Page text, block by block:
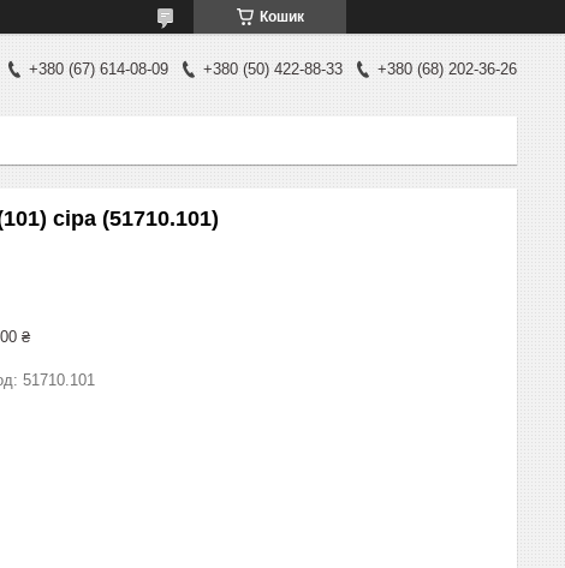
Кошик
+380 (67) 614-08-09 +380 (50) 422-88-33 +380 (68) 202-36-26
сіра (51710.101)
₴
51710.101